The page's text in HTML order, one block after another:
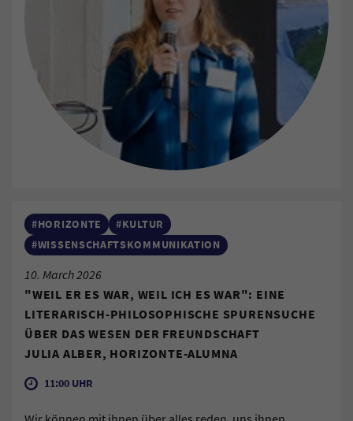
#HORIZONTE
#KULTUR
#WISSENSCHAFTSKOMMUNIKATION
10. March 2026
"WEIL ER ES WAR, WEIL ICH ES WAR": EINE
LITERARISCH-PHILOSOPHISCHE SPURENSUCHE
ÜBER DAS WESEN DER FREUNDSCHAFT
JULIA ALBER, HORIZONTE-ALUMNA
11:00 UHR